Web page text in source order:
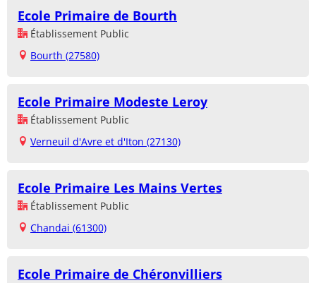
Ecole Primaire de Bourth
Établissement Public
Bourth (27580)
Ecole Primaire Modeste Leroy
Établissement Public
Verneuil d'Avre et d'Iton (27130)
Ecole Primaire Les Mains Vertes
Établissement Public
Chandai (61300)
Ecole Primaire de Chéronvilliers